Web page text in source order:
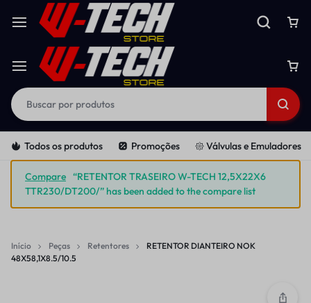
Todos os produtos Promoções 𑁍 Válvulas e Emuladores
Compare “RETENTOR TRASEIRO W-TECH 12,5X22X6
TTR230/DT200/” has been added to the compare list
Início Peças Retentores
RETENTOR DIANTEIRO NOK
48X58,1X8.5/10.5